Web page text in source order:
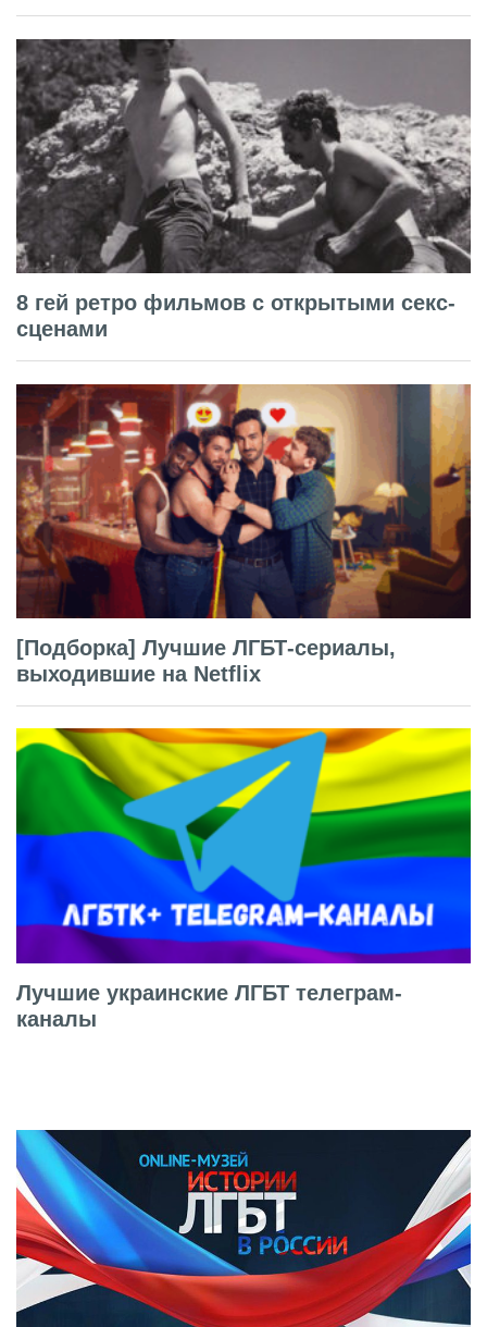
8 гей ретро фильмов с открытыми секс-
сценами
[Подборка] Лучшие ЛГБТ-сериалы,
выходившие на Netflix
Лучшие украинские ЛГБТ телеграм-
каналы